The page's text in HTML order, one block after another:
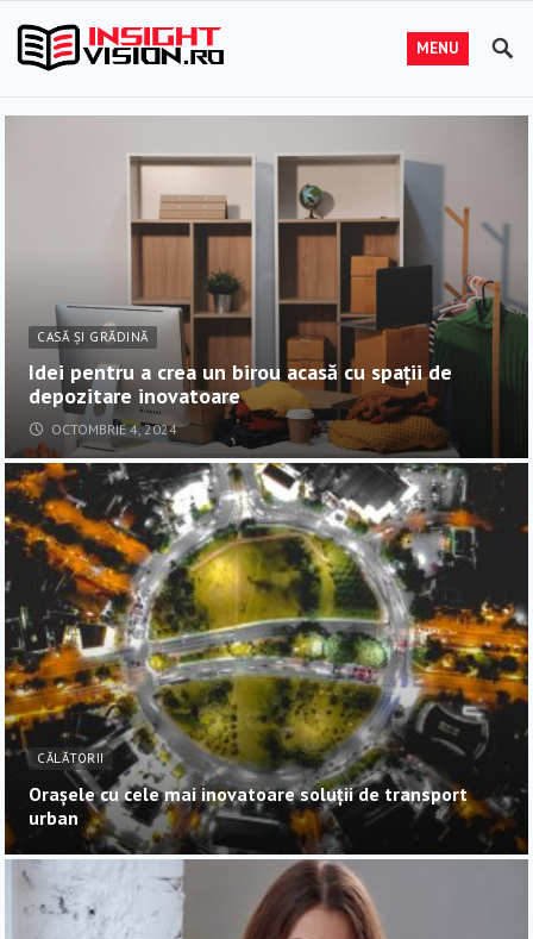
MENU
CASĂ ȘI GRĂDINĂ
Idei pentru a crea un birou acasă cu spații de
depozitare inovatoare
OCTOMBRIE 4, 2024
CĂLĂTORII
Orașele cu cele mai inovatoare soluții de transport
urban